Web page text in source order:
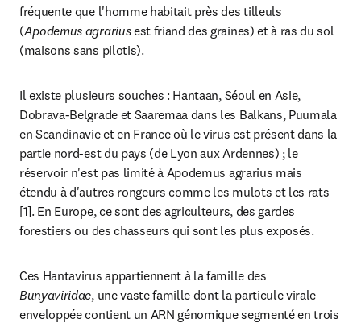
fréquente que l'homme habitait près des tilleuls
(Apodemus agrarius est friand des graines) et à ras du sol
(maisons sans pilotis).
Il existe plusieurs souches : Hantaan, Séoul en Asie,
Dobrava-Belgrade et Saaremaa dans les Balkans, Puumala
en Scandinavie et en France où le virus est présent dans la
partie nord-est du pays (de Lyon aux Ardennes) ; le
réservoir n'est pas limité à Apodemus agrarius mais
étendu à d'autres rongeurs comme les mulots et les rats
[1]. En Europe, ce sont des agriculteurs, des gardes
forestiers ou des chasseurs qui sont les plus exposés.
Bunyaviridae, une vaste famille dont la particule virale
enveloppée contient un ARN génomique segmenté en trois